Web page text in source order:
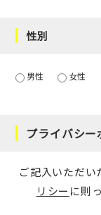
性別
男性 女性
プライバシー
ご記入いただい
リシー に則